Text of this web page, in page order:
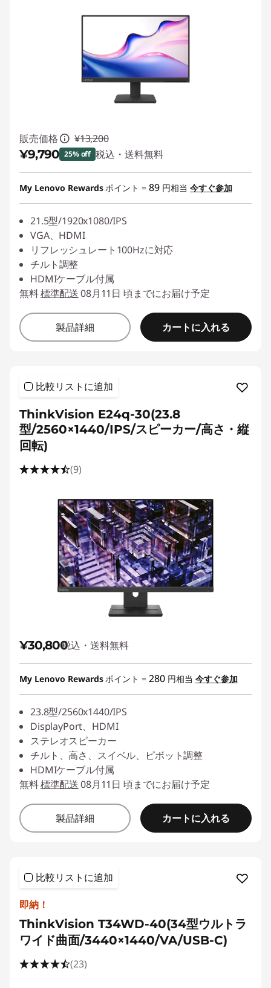
販売価格 ¥13,200
¥9,790 25% off 税込・送料無料
特別割引 :-¥3,410
My Lenovo Rewardsポイント = 89 円相当 今すぐ参加
21.5型/1920x1080/IPS
VGA、HDMI
リフレッシュレート100Hzに対応
チルト調整
HDMIケーブル付属
無料標準配送08月11日 頃までにお届け予定
製品詳細 カートに入れる
比較リストに追加
ThinkVision E24q-30(23.8
型/2560×1440/IPS/スピーカー/高さ・縦
回転)
(9)
¥30,800税込・送料無料
My Lenovo Rewardsポイント = 280 円相当 今すぐ参加
23.8型/2560x1440/IPS
DisplayPort、HDMI
ステレオスピーカー
チルト、高さ、スイベル、ピボット調整
HDMIケーブル付属
無料標準配送08月11日 頃までにお届け予定
製品詳細 カートに入れる
比較リストに追加
即納！
ThinkVision T34WD-40(34型ウルトラ
ワイド曲面/3440×1440/VA/USB-C)
(23)